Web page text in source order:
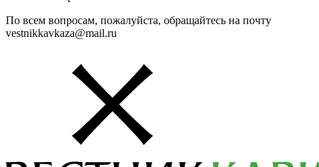
По всем вопросам, пожалуйста, обращайтесь на почту
vestnikkavkaza@mail.ru